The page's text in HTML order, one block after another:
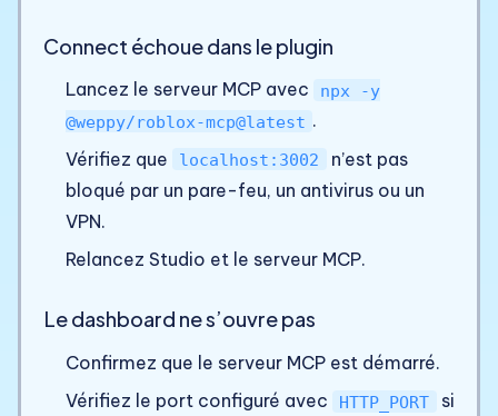
Connect échoue dans le plugin
Lancez le serveur MCP avec
npx -y
@weppy/roblox-mcp@latest .
Vérifiez que
localhost:3002
n’est pas
bloqué par un pare-feu, un antivirus ou un
VPN.
Relancez Studio et le serveur MCP.
Le dashboard ne s’ouvre pas
Confirmez que le serveur MCP est démarré.
Vérifiez le port configuré avec
HTTP_PORT
si